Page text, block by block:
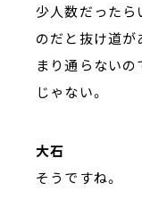
少人数だったら
のだと抜け道
まり通らないの
じゃない。
大石
そうですね。